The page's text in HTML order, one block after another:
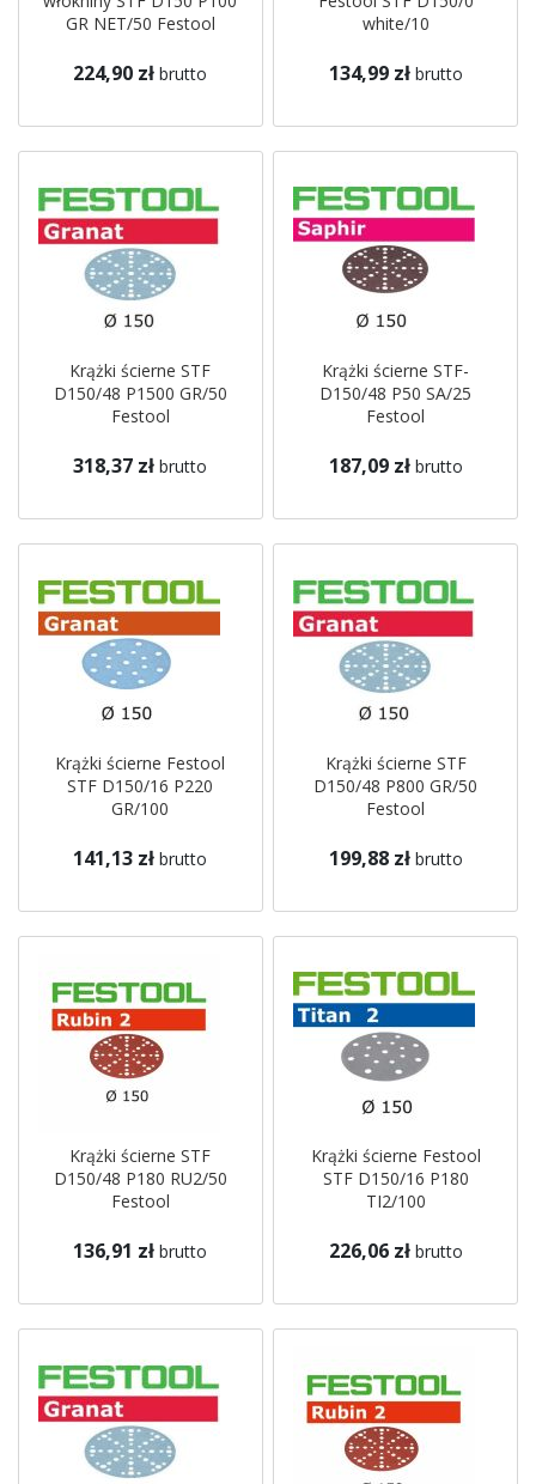
GR NET/50 Festool
224,90 zł brutto
white/10
134,99 zł brutto
Krążki ścierne STF
D150/48 P1500 GR/50
Festool
318,37 zł brutto
Krążki ścierne STF-
D150/48 P50 SA/25
Festool
187,09 zł brutto
Krążki ścierne Festool
STF D150/16 P220
GR/100
141,13 zł brutto
Krążki ścierne STF
D150/48 P800 GR/50
Festool
199,88 zł brutto
Krążki ścierne STF
D150/48 P180 RU2/50
Festool
136,91 zł brutto
Krążki ścierne Festool
STF D150/16 P180
TI2/100
226,06 zł brutto